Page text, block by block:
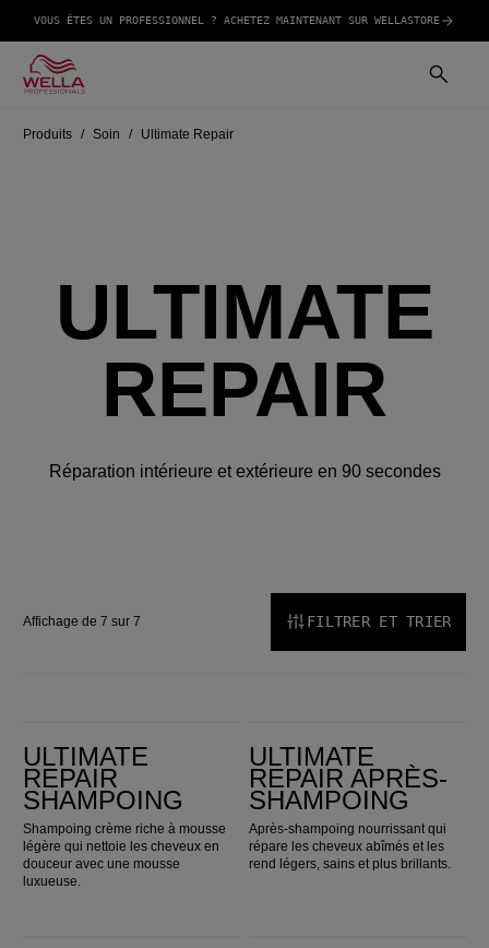
VOUS ÊTES UN PROFESSIONNEL ? ACHETEZ MAINTENANT SUR WELLASTORE
Produits Soin Ultimate Repair
ULTIMATE
REPAIR
Réparation intérieure et extérieure en 90 secondes
Affichage de 7 sur 7 FILTRER ET TRIER
ULTIMATE
REPAIR
SHAMPOING
Shampoing crème riche à mousse
légère qui nettoie les cheveux en
douceur avec une mousse
luxueuse.
ULTIMATE
REPAIR APRÈS-
SHAMPOING
Après-shampoing nourrissant qui
répare les cheveux abîmés et les
rend légers, sains et plus brillants.